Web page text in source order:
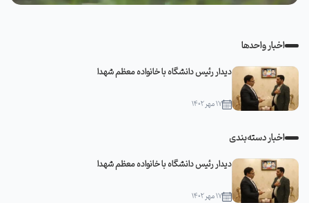
اخبار واحدها
دیدار رئیس دانشگاه با خانواده معظم شهدا
۱۷ مهر ۱۴۰۲
اخبار دسته‌بندی
دیدار رئیس دانشگاه با خانواده معظم شهدا
۱۷ مهر ۱۴۰۲